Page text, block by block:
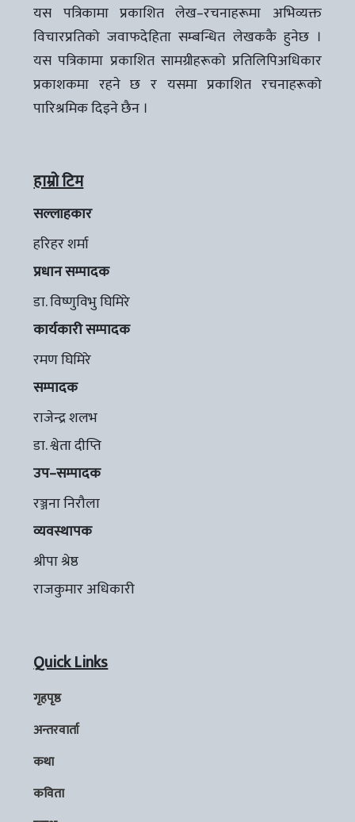
यस पत्रिकामा प्रकाशित लेख–रचनाहरूमा अभिव्यक्त
विचारप्रतिको जवाफदेहिता सम्बन्धित लेखककै हुनेछ ।
यस पत्रिकामा प्रकाशित सामग्रीहरूको प्रतिलिपिअधिकार
प्रकाशकमा रहने छ र यसमा प्रकाशित रचनाहरूको
पारिश्रमिक दिइने छैन ।
हाम्रो टिम
सल्लाहकार
हरिहर शर्मा
प्रधान सम्पादक
डा. विष्णुविभु घिमिरे
कार्यकारी सम्पादक
रमण घिमिरे
सम्पादक
राजेन्द्र शलभ
डा. श्वेता दीप्ति
उप–सम्पादक
रञ्जना निरौला
व्यवस्थापक
श्रीपा श्रेष्ठ
राजकुमार अधिकारी
Quick Links
गृहपृष्ठ
अन्तरवार्ता
कथा
कविता